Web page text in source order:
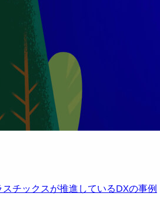
チックスが推進しているDXの事例